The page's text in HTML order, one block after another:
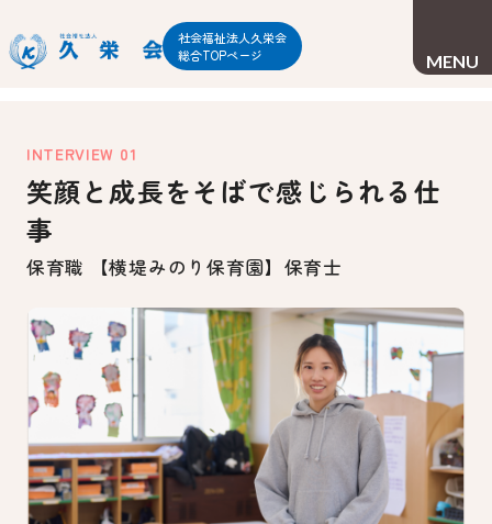
社会福祉法人久栄会
総合TOPページ
MENU
CLOSE
INTERVIEW 01
笑顔と成長をそばで感じられる仕
事
保育職 【横堤みのり保育園】保育士